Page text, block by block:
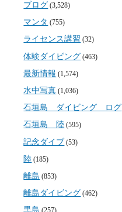
ブログ (3,528)
マンタ (755)
ライセンス講習 (32)
体験ダイビング (463)
最新情報 (1,574)
水中写真 (1,036)
石垣島 ダイビング ログ
石垣島 陸 (595)
記念ダイブ (53)
陸 (185)
離島 (853)
離島ダイビング (462)
黒島